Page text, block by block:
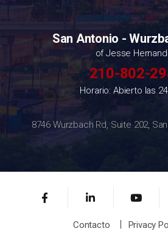
San Antonio -
of Jesse
210-802-
Horario: Abierto las
8746 Wurzbach Rd, Suite 202,
Contacto Privacy